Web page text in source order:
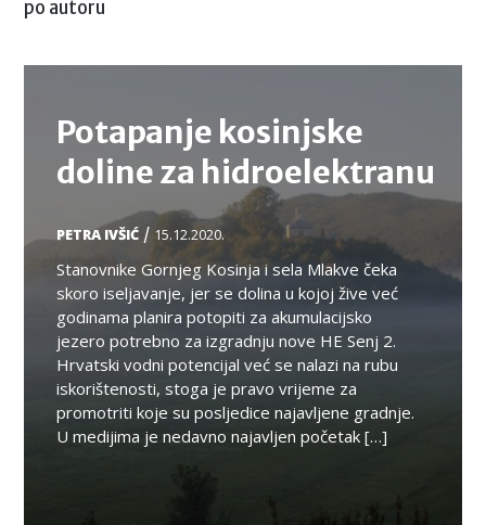
po autoru
Potapanje kosinjske
doline za hidroelektranu
PETRA IVŠIĆ / 15.12.2020.
Stanovnike Gornjeg Kosinja i sela Mlakve čeka
skoro iseljavanje, jer se dolina u kojoj žive već
godinama planira potopiti za akumulacijsko
jezero potrebno za izgradnju nove HE Senj 2.
Hrvatski vodni potencijal već se nalazi na rubu
iskorištenosti, stoga je pravo vrijeme za
promotriti koje su posljedice najavljene gradnje.
U medijima je nedavno najavljen početak […]